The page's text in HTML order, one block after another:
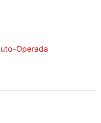
Operada